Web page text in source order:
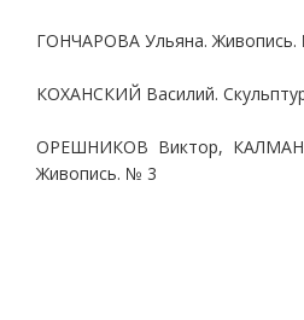
ГОНЧАРОВА Ульяна.
КОХАНСКИЙ Василий.
ОРЕШНИКОВ Виктор,
Живопись. № 3